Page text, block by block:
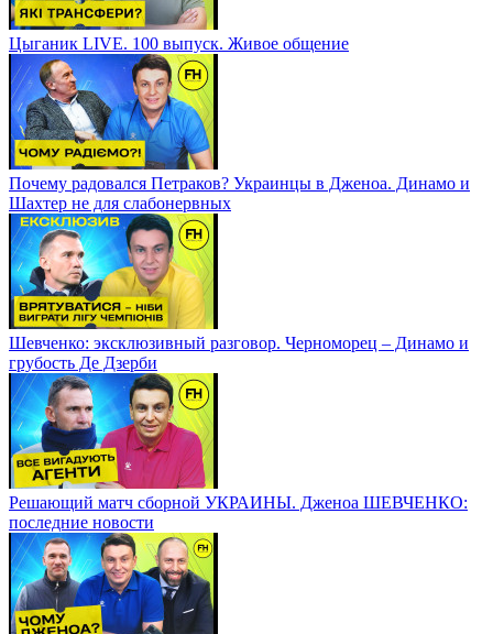
Цыганик LIVE. 100 выпуск. Живое общение
Почему радовался Петраков? Украинцы в Дженоа. Динамо и
Шахтер не для слабонервных
Шевченко: эксклюзивный разговор. Черноморец – Динамо и
грубость Де Дзерби
Решающий матч сборной УКРАИНЫ. Дженоа ШЕВЧЕНКО:
последние новости